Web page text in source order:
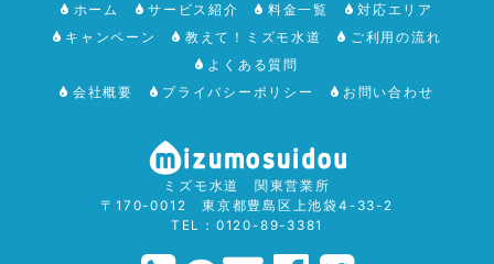
ホーム サービス紹介 料金一覧
対応エリア
キャンペーン
教えて！ミズモ水道
ご利用の流れ
よくある質問
会社概要
プライバシーポリシー お問い合わせ
ミズモ水道 関東営業所
〒170-0012 東京都豊島区上池袋4-33-2
TEL：0120-89-3381